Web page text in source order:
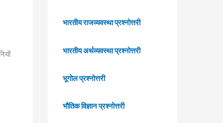
भारतीय राजव्यवस्था प्रश्नोत्तरी
भारतीय अर्थव्यवस्था प्रश्नोत्तरी
भूगोल प्रश्नोत्तरी
भौतिक विज्ञान प्रश्नोत्तरी